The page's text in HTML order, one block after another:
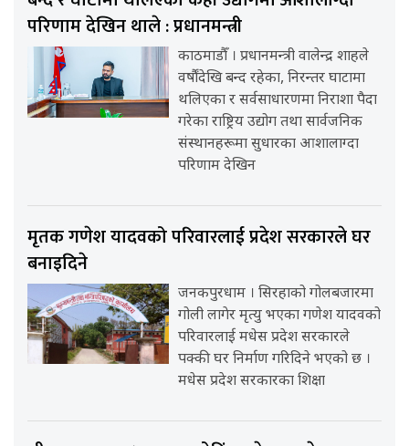
परिणाम देखिन थाले : प्रधानमन्त्री
काठमाडौँ । प्रधानमन्त्री वालेन्द्र शाहले
वर्षौंदेखि बन्द रहेका, निरन्तर घाटामा
थलिएका र सर्वसाधारणमा निराशा पैदा
गरेका राष्ट्रिय उद्योग तथा सार्वजनिक
संस्थानहरूमा सुधारका आशालाग्दा
परिणाम देखिन
मृतक गणेश यादवको परिवारलाई प्रदेश सरकारले घर
बनाइदिने
जनकपुरधाम । सिरहाको गोलबजारमा
गोली लागेर मृत्यु भएका गणेश यादवको
परिवारलाई मधेस प्रदेश सरकारले
पक्की घर निर्माण गरिदिने भएको छ ।
मधेस प्रदेश सरकारका शिक्षा